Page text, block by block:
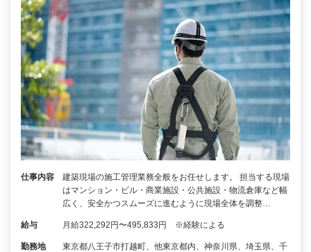
仕事内容
建築現場の施工管理業務全般をお任せします。 担当する現場
はマンション・ビル・商業施設・公共施設・物流倉庫など幅
広く、安全かつスムーズに進むように現場全体を調整…
給与 月給322,292円〜495,833円 ※経験による
勤務地
東京都八王子市打越町、他東京都内、神奈川県、埼玉県、千